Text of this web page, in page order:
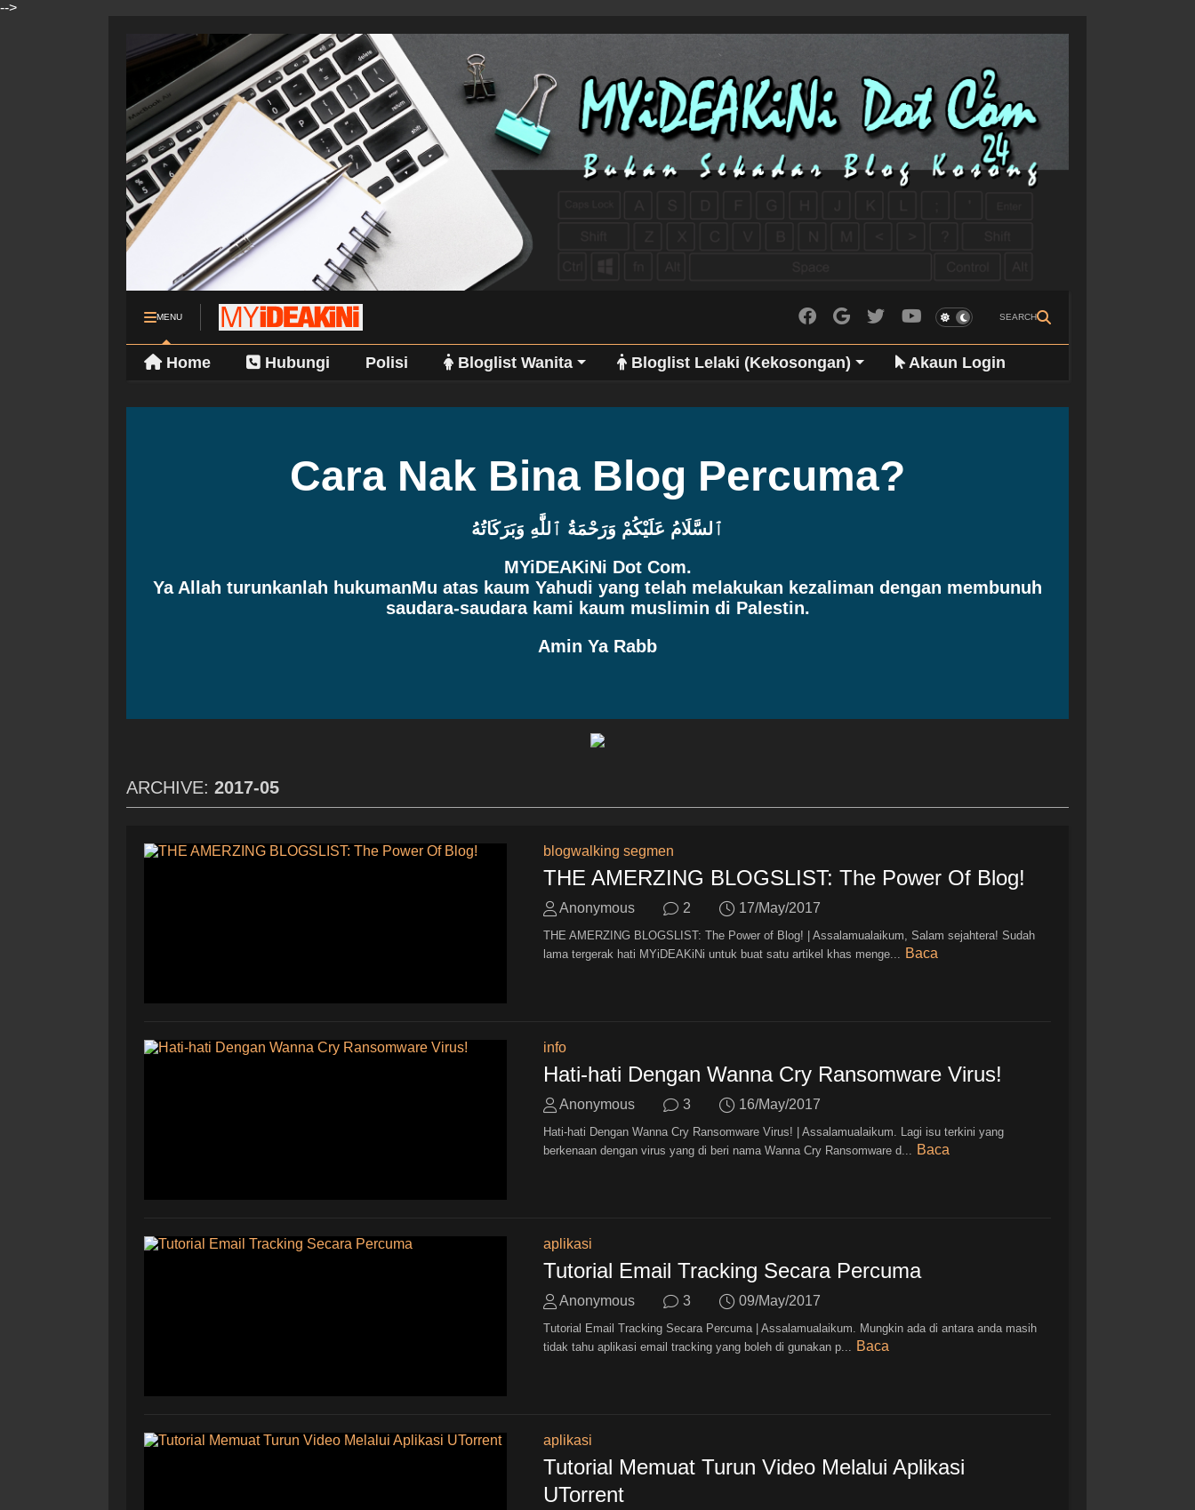
-->
MENU SEARCH
Home Hubungi Polisi Bloglist Wanita Bloglist Lelaki (Kekosongan) Akaun Login
Cara Nak Bina Blog Percuma?
ٱلسَّلَامُ عَلَيْكُمْ وَرَحْمَةُ ٱللَّٰهِ وَبَرَكَاتُهُ
MYiDEAKiNi Dot Com.
Ya Allah turunkanlah hukumanMu atas kaum Yahudi yang telah melakukan kezaliman dengan membunuh
saudara-saudara kami kaum muslimin di Palestin.
Amin Ya Rabb
ARCHIVE: 2017-05
blogwalking segmen
THE AMERZING BLOGSLIST: The Power Of Blog!
Anonymous 2 17/May/2017
THE AMERZING BLOGSLIST: The Power of Blog! | Assalamualaikum, Salam sejahtera! Sudah
lama tergerak hati MYiDEAKiNi untuk buat satu artikel khas menge...
Baca
info
Hati-hati Dengan Wanna Cry Ransomware Virus!
Anonymous 3 16/May/2017
Hati-hati Dengan Wanna Cry Ransomware Virus! | Assalamualaikum. Lagi isu terkini yang
berkenaan dengan virus yang di beri nama Wanna Cry Ransomware d...
Baca
aplikasi
Tutorial Email Tracking Secara Percuma
Anonymous 3 09/May/2017
Tutorial Email Tracking Secara Percuma | Assalamualaikum. Mungkin ada di antara anda masih
tidak tahu aplikasi email tracking yang boleh di gunakan p...
Baca
aplikasi
Tutorial Memuat Turun Video Melalui Aplikasi
UTorrent